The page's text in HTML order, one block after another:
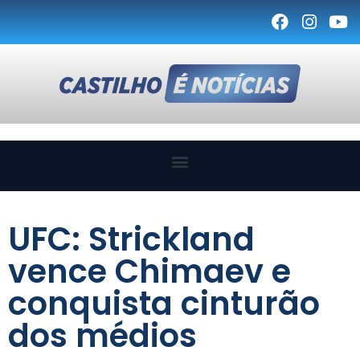
UFC: Strickland
vence Chimaev e
conquista cinturão
dos médios